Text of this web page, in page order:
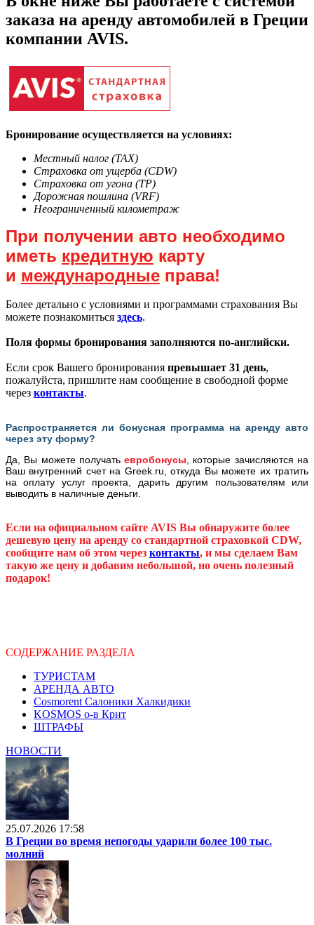
заказа на аренду автомобилей в Греции
компании AVIS.
Бронирование осуществляется на условиях:
Местный налог (ТАХ)
Страховка от ущерба (CDW)
Страховка от угона (TP)
Дорожная пошлина (VRF)
Неограниченный километраж
При получении авто необходимо
иметь кредитную карту
и международные права!
Более детально с условиями и программами страхования Вы
можете познакомиться здесь.
Поля формы бронирования заполняются по-английски.
Если срок Вашего бронирования превышает 31 день,
пожалуйста, пришлите нам сообщение в свободной форме
через контакты.
Распространяется ли бонусная программа на аренду авто
через эту форму?
Да, Вы можете получатьевробонусы , которые зачисляются на
Ваш внутренний счет на Greek.ru, откуда Вы можете их тратить
на оплату услуг проекта, дарить другим пользователям или
выводить в наличные деньги.
Если на официальном сайте AVIS Вы обнаружите более
дешевую цену на аренду со стандартной страховкой CDW,
сообщите нам об этом через контакты, и мы сделаем Вам
такую же цену и добавим небольшой, но очень полезный
подарок!
СОДЕРЖАНИЕ РАЗДЕЛА
ТУРИСТАМ
АРЕНДА АВТО
Cosmorent Салоники Халкидики
KOSMOS о-в Крит
ШТРАФЫ
НОВОСТИ
25.07.2026 17:58
В Греции во время непогоды ударили более 100 тыс.
молний